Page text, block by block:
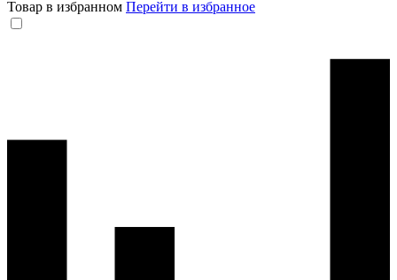
Товар в избранном Перейти в избранное